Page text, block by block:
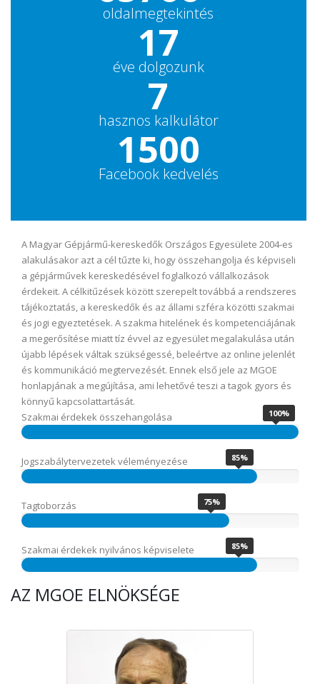
oldalmegtekintés
17
éve dolgozunk
7
hasznos kalkulátor
1500
Facebook kedvelés
A Magyar Gépjármű-kereskedők Országos Egyesülete 2004-es
alakulásakor azt a cél tűzte ki, hogy összehangolja és képviseli
a gépjárművek kereskedésével foglalkozó vállalkozások
érdekeit. A célkitűzések között szerepelt továbbá a rendszeres
tájékoztatás, a kereskedők és az állami szféra közötti szakmai
és jogi egyeztetések. A szakma hitelének és kompetenciájának
a megerősítése miatt tíz évvel az egyesület megalakulása után
újabb lépések váltak szükségessé, beleértve az online jelenlét
és kommunikáció megtervezését. Ennek első jele az MGOE
honlapjának a megújítása, ami lehetővé teszi a tagok gyors és
könnyű kapcsolattartását.
Szakmai érdekek összehangolása
100%
Jogszabálytervezetek véleményezése 85%
Tagtoborzás 75%
Szakmai érdekek nyilvános képviselete 85%
AZ MGOE ELNÖKSÉGE